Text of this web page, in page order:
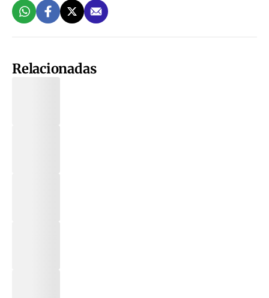
Relacionadas